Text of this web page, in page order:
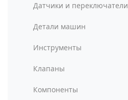
Датчики и переключатели
Детали машин
Инструменты
Клапаны
Компоненты